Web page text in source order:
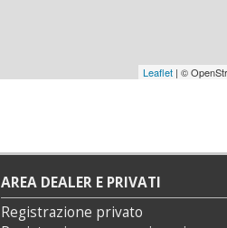
Leaflet| ©
AREA DEALER E PRIVATI
Registrazione privato